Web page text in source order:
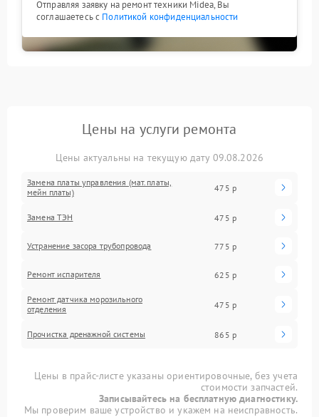
Отправляя заявку на ремонт техники Midea, Вы
соглашаетесь с Политикой конфиденциальности
Цены на услуги ремонта
Цены актуальны на текущую дату 09.08.2026
Замена платы управления (мат.платы,
мейн платы)
475 р
Замена ТЭН 475 р
Устранение засора трубопровода 775 р
Ремонт испарителя 625 р
Ремонт датчика морозильного
отделения
475 р
Прочистка дренажной системы 865 р
Цены в прайс-листе указаны ориентировочные, без учета
стоимости запчастей.
Записывайтесь на бесплатную диагностику.
Мы проверим ваше устройство и укажем на неисправность.